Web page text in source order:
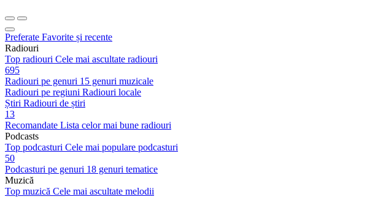
Preferate Favorite și recente
Radiouri
Top radiouri Cele mai ascultate radiouri
695
Radiouri pe genuri 15 genuri muzicale
Radiouri pe regiuni Radiouri locale
Știri Radiouri de știri
13
Recomandate Lista celor mai bune radiouri
Podcasts
Top podcasturi Cele mai populare podcasturi
50
Podcasturi pe genuri 18 genuri tematice
Muzică
Top muzică Cele mai ascultate melodii